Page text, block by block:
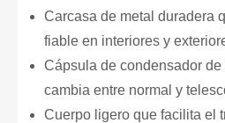
Carcasa de metal duradera
fiable en interiores y
Cápsula de condensador
cambia entre normal y
Cuerpo ligero que facilita el